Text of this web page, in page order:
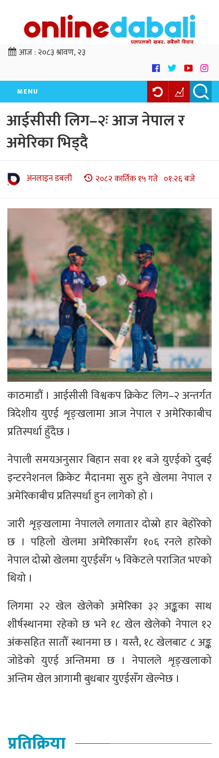
आज :२०८३ श्रावण, २३
MENU
आईसीसी लिग–२ः आज नेपाल र
अमेरिका भिड्दै
अनलाइन डबली २०८२ कार्तिक १५ गते ०१:२६ बजे
काठमाडौं । आईसीसी विश्वकप क्रिकेट लिग–२ अन्तर्गत
त्रिदेशीय युएई शृङ्खलामा आज नेपाल र अमेरिकाबीच
प्रतिस्पर्धा हुँदैछ ।
नेपाली समयअनुसार बिहान सवा ११ बजे युएईको दुबई
इन्टरनेशनल क्रिकेट मैदानमा सुरु हुने खेलमा नेपाल र
अमेरिकाबीच प्रतिस्पर्धा हुन लागेको हो ।
जारी शृङ्खलामा नेपालले लगातार दोस्रो हार बेहोरेको
छ । पहिलो खेलमा अमेरिकासँग १०६ रनले हारेको
नेपाल दोस्रो खेलमा युएईसँग ५ विकेटले पराजित भएको
थियो ।
लिगमा २२ खेल खेलेको अमेरिका ३२ अङ्कका साथ
शीर्षस्थानमा रहेको छ भने १८ खेल खेलेको नेपाल १२
अंकसहित सातौँ स्थानमा छ । यस्तै, १८ खेलबाट ८ अङ्क
जोडेको युएई अन्तिममा छ । नेपालले शृङ्खलाको
अन्तिम खेल आगामी बुधबार युएईसँग खेल्नेछ ।
प्रतिक्रिया